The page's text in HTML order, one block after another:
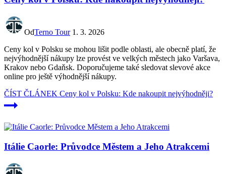
OdTerno Tour 1. 3. 2026
Ceny kol v Polsku se mohou lišit podle oblasti, ale obecně platí, že
nejvýhodnější nákupy lze provést ve velkých městech jako Varšava,
Krakov nebo Gdaňsk. Doporučujeme také sledovat slevové akce
online pro ještě výhodnější nákupy.
ČÍST ČLÁNEK Ceny kol v Polsku: Kde nakoupit nejvýhodněji?
Itálie Caorle: Průvodce Městem a Jeho Atrakcemi